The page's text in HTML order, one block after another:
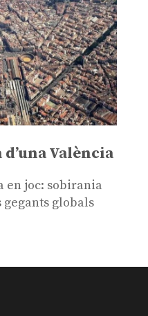
València
en joc: sobirania
globals